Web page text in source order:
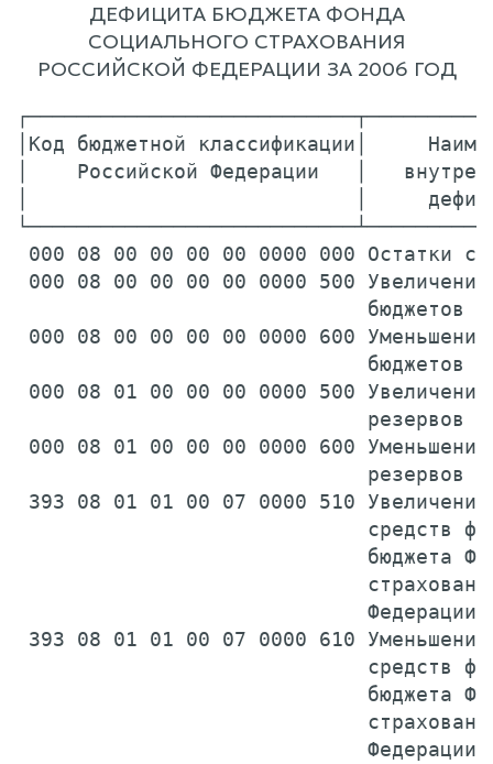
ДЕФИЦИТА БЮДЖЕТА ФОНДА
СОЦИАЛЬНОГО СТРАХОВАНИЯ
РОССИЙСКОЙ ФЕДЕРАЦИИ ЗА 2006 ГОД
│Код бюджетной классификации│
│    Российской Федерации   │
│                           │     дефицита
000 08 00 00 00 00 0000 000
000 08 00 00 00 00 0000 500 Увеличение
бюджетов
000 08 00 00 00 00 0000 600 Уменьшение
бюджетов
000 08 01 00 00 00 0000 500 Увеличение
резервов
000 08 01 00 00 00 0000 600 Уменьшение
резервов
393 08 01 01 00 07 0000 510 Увеличение
средств
бюджета
Федерации
393 08 01 01 00 07 0000 610 Уменьшение
средств
бюджета
Федерации